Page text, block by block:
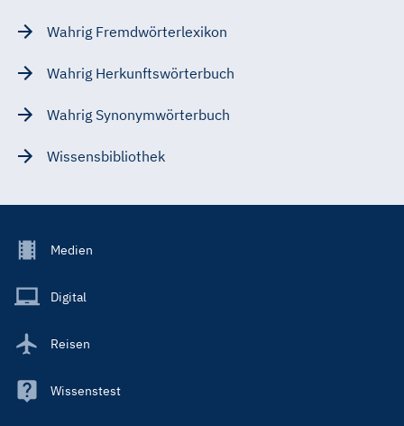
Wahrig Fremdwörterlexikon
Wahrig Herkunftswörterbuch
Wahrig Synonymwörterbuch
Wissensbibliothek
Footer
Main
Medien
Digital
Reisen
Wissenstest